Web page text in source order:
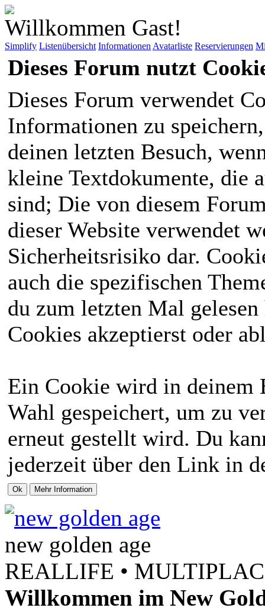
Willkommen Gast!
Simplify Listenübersicht Informationen Avatarliste Reservierungen
Dieses Forum nutzt
Dieses Forum verwendet
Informationen zu
deinen letzten Besuch,
kleine Textdokumente, die
sind; Die von diesem
dieser Website verwendet
Sicherheitsrisiko dar.
auch die spezifischen
du zum letzten Mal
Cookies akzeptierst oder
Ein Cookie wird in deinem
Wahl gespeichert, um zu
erneut gestellt wird. Du
jederzeit über den Link in
new golden age
REALLIFE •
Willkommen im New